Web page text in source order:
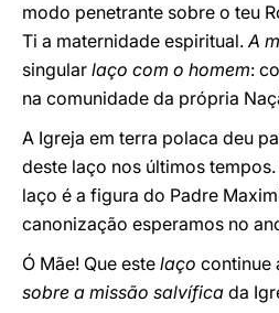
modo penetrante sobre o teu
Ti a maternidade espiritual.A
singular laço com o homem:
na comunidade da própria
A Igreja em terra polaca deu
deste laço nos últimos
laço é a figura do Padre
canonização esperamos no
Ó Mãe! Que este laço continue
sobre a missão salvífica da